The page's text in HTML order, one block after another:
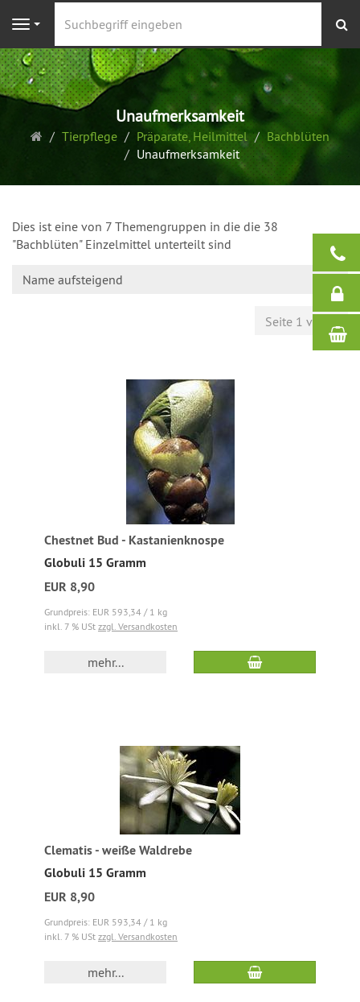
Navigation
Unaufmerksamkeit
Startseite
Tierpflege Präparate, Heilmittel
Bachblüten
Unaufmerksamkeit
Dies ist eine von 7 Themengruppen in die die 38
"Bachblüten" Einzelmittel unterteilt sind
Name aufsteigend
Seite 1 von 1
Chestnet Bud - Kastanienknospe
Globuli 15 Gramm
EUR 8,90
Grundpreis: EUR 593,34 / 1 kg
inkl. 7 % USt zzgl. Versandkosten
mehr...
Clematis - weiße Waldrebe
Globuli 15 Gramm
EUR 8,90
Grundpreis: EUR 593,34 / 1 kg
inkl. 7 % USt zzgl. Versandkosten
mehr...